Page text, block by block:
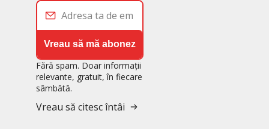
Vreau să mă abonez
Fără spam. Doar informații
relevante, gratuit, în fiecare
sâmbătă.
Vreau să citesc întâi